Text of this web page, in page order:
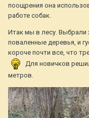
поощрения она
работе собак.
Итак мы в лесу. Выбрали
поваленные деревья, и
короче почти все, что
Для новичков
метров.